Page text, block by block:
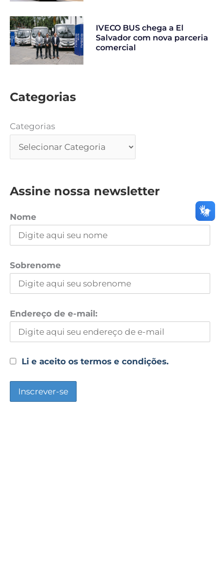
IVECO BUS chega a El
Salvador com nova parceria
comercial
Categorias
Categorias
Assine nossa newsletter
Nome
Sobrenome
Endereço de e-mail:
Li e aceito os termos e condições.